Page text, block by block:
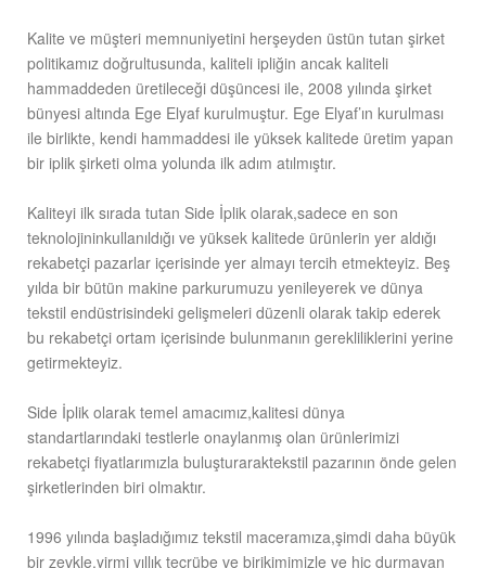
Kalite ve müşteri memnuniyetini herşeyden üstün tutan şirket
politikamız doğrultusunda, kaliteli ipliğin ancak kaliteli
hammaddeden üretileceği düşüncesi ile, 2008 yılında şirket
bünyesi altında Ege Elyaf kurulmuştur. Ege Elyaf’ın kurulması
ile birlikte, kendi hammaddesi ile yüksek kalitede üretim yapan
bir iplik şirketi olma yolunda ilk adım atılmıştır.
Kaliteyi ilk sırada tutan Side İplik olarak,sadece en son
teknolojininkullanıldığı ve yüksek kalitede ürünlerin yer aldığı
rekabetçi pazarlar içerisinde yer almayı tercih etmekteyiz. Beş
yılda bir bütün makine parkurumuzu yenileyerek ve dünya
tekstil endüstrisindeki gelişmeleri düzenli olarak takip ederek
bu rekabetçi ortam içerisinde bulunmanın gerekliliklerini yerine
getirmekteyiz.
Side İplik olarak temel amacımız,kalitesi dünya
standartlarındaki testlerle onaylanmış olan ürünlerimizi
rekabetçi fiyatlarımızla buluşturaraktekstil pazarının önde gelen
şirketlerinden biri olmaktır.
1996 yılında başladığımız tekstil maceramıza,şimdi daha büyük
bir zevkle,yirmi yıllık tecrübe ve birikimimizle ve hiç durmayan